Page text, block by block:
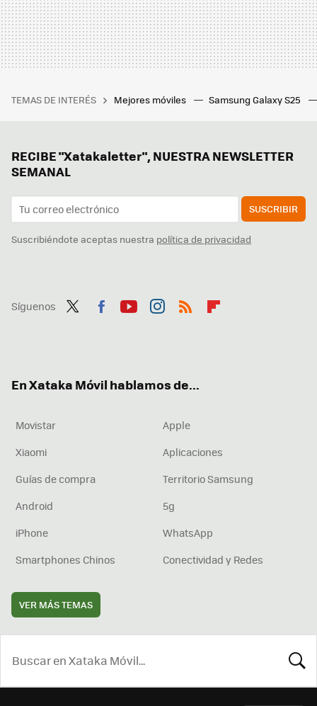
TEMAS DE INTERÉS Mejores móviles Samsung Galaxy S25
RECIBE "Xatakaletter", NUESTRA NEWSLETTER
SEMANAL
SUSCRIBIR
Suscribiéndote aceptas nuestra política de privacidad
Síguenos
En Xataka Móvil hablamos de...
Movistar
Apple
Xiaomi
Aplicaciones
Guías de compra
Territorio Samsung
Android
5g
iPhone
WhatsApp
Smartphones Chinos
Conectividad y Redes
VER MÁS TEMAS